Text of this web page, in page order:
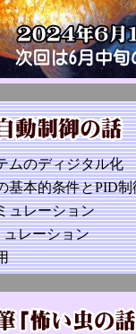
ムのディジタル化
基本的条件とPID
ュレーション
レーション